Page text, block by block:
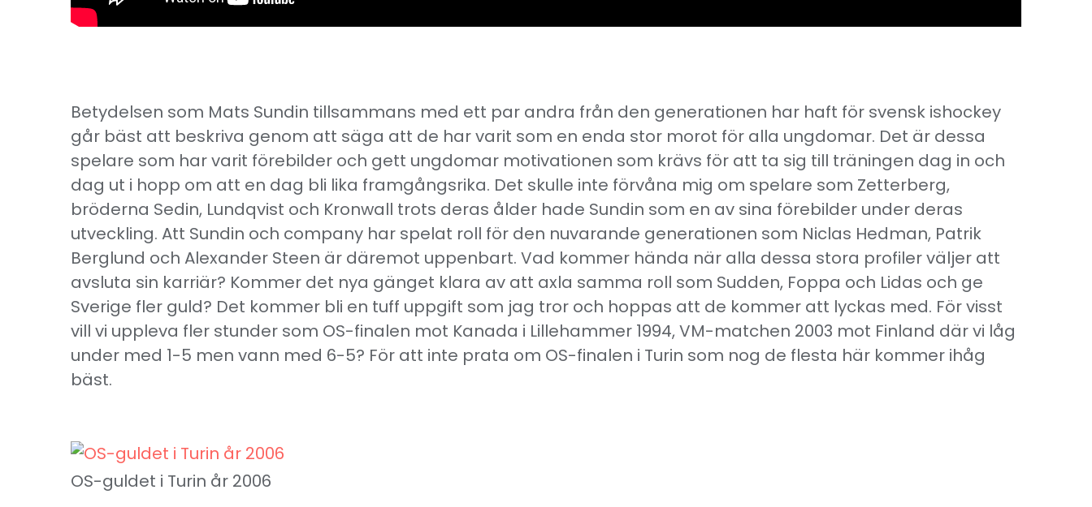
Betydelsen som Mats Sundin tillsammans med ett par andra från den generationen har haft för svensk ishockey
går bäst att beskriva genom att säga att de har varit som en enda stor morot för alla ungdomar. Det är dessa
spelare som har varit förebilder och gett ungdomar motivationen som krävs för att ta sig till träningen dag in och
dag ut i hopp om att en dag bli lika framgångsrika. Det skulle inte förvåna mig om spelare som Zetterberg,
bröderna Sedin, Lundqvist och Kronwall trots deras ålder hade Sundin som en av sina förebilder under deras
utveckling. Att Sundin och company har spelat roll för den nuvarande generationen som Niclas Hedman, Patrik
Berglund och Alexander Steen är däremot uppenbart. Vad kommer hända när alla dessa stora profiler väljer att
avsluta sin karriär? Kommer det nya gänget klara av att axla samma roll som Sudden, Foppa och Lidas och ge
Sverige fler guld? Det kommer bli en tuff uppgift som jag tror och hoppas att de kommer att lyckas med. För visst
vill vi uppleva fler stunder som OS-finalen mot Kanada i Lillehammer 1994, VM-matchen 2003 mot Finland där vi låg
under med 1-5 men vann med 6-5? För att inte prata om OS-finalen i Turin som nog de flesta här kommer ihåg
bäst.
OS-guldet i Turin år 2006